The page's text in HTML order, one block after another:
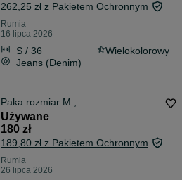
262,25 zł z Pakietem Ochronnym
Rumia
16 lipca 2026
S / 36
Wielokolorowy
Jeans (Denim)
Paka rozmiar M ,
Używane
180 zł
189,80 zł z Pakietem Ochronnym
Rumia
26 lipca 2026